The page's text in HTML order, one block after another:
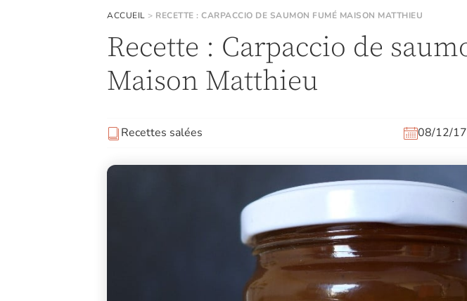
ACCUEIL > RECETTE : CARPACCIO DE SAUMON FUMÉ MAISON MATTHIEU
Recette : Carpaccio de
Maison Matthieu
Recettes salées 08/12/17